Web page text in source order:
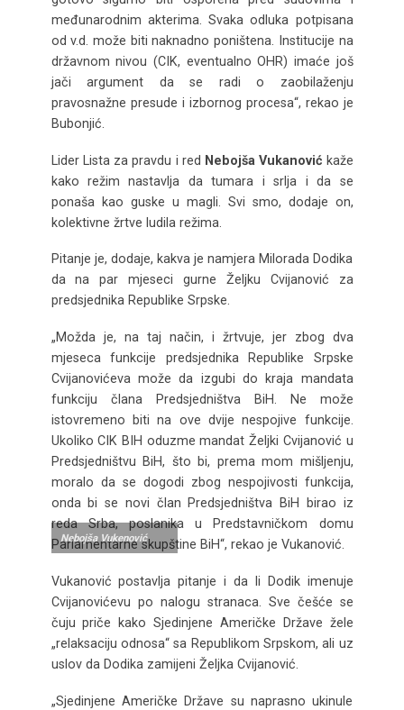
međunarodnim akterima. Svaka odluka potpisana
od v.d. može biti naknadno poništena. Institucije na
državnom nivou (CIK, eventualno OHR) imaće još
jači argument da se radi o zaobilaženju
pravosnažne presude i izbornog procesa“, rekao je
Bubonjić.
Lider Lista za pravdu i red Nebojša Vukanović kaže
kako režim nastavlja da tumara i srlja i da se
ponaša kao guske u magli. Svi smo, dodaje on,
kolektivne žrtve ludila režima.
Pitanje je, dodaje, kakva je namjera Milorada Dodika
da na par mjeseci gurne Željku Cvijanović za
predsjednika Republike Srpske.
„Možda je, na taj način, i žrtvuje, jer zbog dva
mjeseca funkcije predsjednika Republike Srpske
Cvijanovićeva može da izgubi do kraja mandata
funkciju člana Predsjedništva BiH. Ne može
istovremeno biti na ove dvije nespojive funkcije.
Ukoliko CIK BIH oduzme mandat Željki Cvijanović u
Predsjedništvu BiH, što bi, prema mom mišljenju,
moralo da se dogodi zbog nespojivosti funkcija,
onda bi se novi član Predsjedništva BiH birao iz
reda Srba, poslanika u Predstavničkom domu
Parlamentarne skupštine BiH“, rekao je Vukanović.
Nebojša Vukenović
Vukanović postavlja pitanje i da li Dodik imenuje
Cvijanovićevu po nalogu stranaca. Sve češće se
čuju priče kako Sjedinjene Američke Države žele
„relaksaciju odnosa“ sa Republikom Srpskom, ali uz
uslov da Dodika zamijeni Željka Cvijanović.
„Sjedinjene Američke Države su naprasno ukinule